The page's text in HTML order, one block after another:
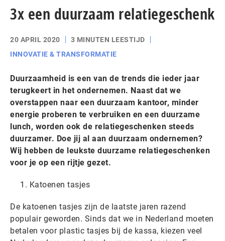
3x een duurzaam relatiegeschenk
20 APRIL 2020
3 MINUTEN LEESTIJD
INNOVATIE & TRANSFORMATIE
Duurzaamheid is een van de trends die ieder jaar
terugkeert in het ondernemen. Naast dat we
overstappen naar een duurzaam kantoor, minder
energie proberen te verbruiken en een duurzame
lunch, worden ook de relatiegeschenken steeds
duurzamer. Doe jij al aan duurzaam ondernemen?
Wij hebben de leukste duurzame relatiegeschenken
voor je op een rijtje gezet.
Katoenen tasjes
De katoenen tasjes zijn de laatste jaren razend
populair geworden. Sinds dat we in Nederland moeten
betalen voor plastic tasjes bij de kassa, kiezen veel